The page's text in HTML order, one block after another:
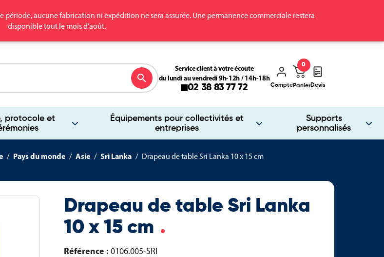
période, aucune fabrication ni expédition ne sera assurée. Une permanence commerciale restera
disponible tout le mois d’août.
protocole et
Équipements pour collectivités et
entreprises
Supports
personnalisés
search
Service client à votre écoute
du lundi au vendredi 9h-12h / 14h-18h
02 38 83 77 72 ComptePanier
0
Devis
Pays du monde Asie Sri Lanka Drapeau de table Sri Lanka 10 x 15 cm
Drapeau de table Sri Lanka
10 x 15 cm
Référence : 0106.005-SRI